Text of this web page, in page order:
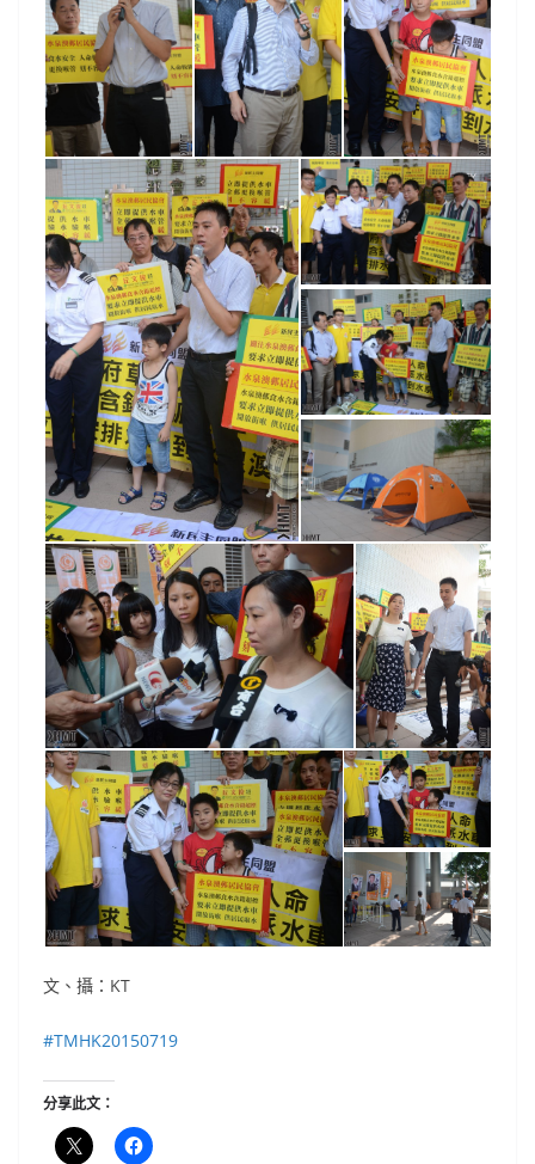
文、攝：KT
‪#‎TMHK20150719‬
分享此文：